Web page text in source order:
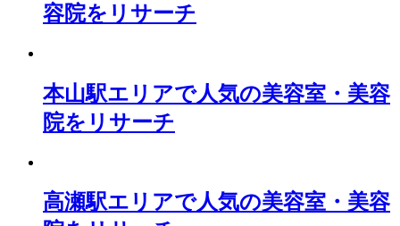
容院をリサーチ
本山駅エリアで人気の美容室・美容
院をリサーチ
高瀬駅エリアで人気の美容室・美容